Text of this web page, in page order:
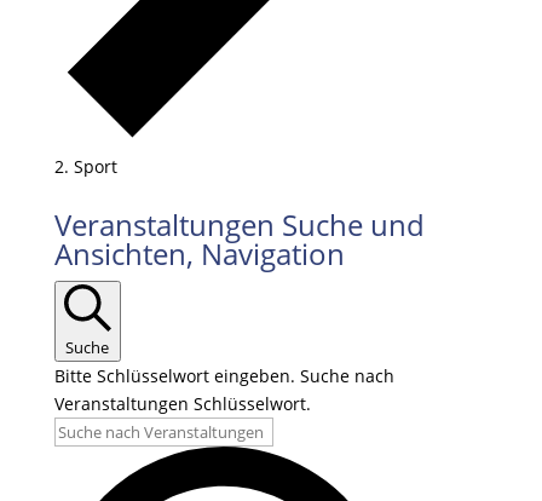
Sport
Veranstaltungen
Veranstaltungen Suche und
Ansichten, Navigation
Suche
Bitte Schlüsselwort eingeben. Suche nach
Veranstaltungen Schlüsselwort.